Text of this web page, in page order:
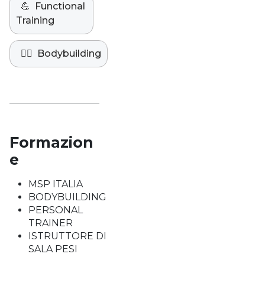
💪
Functional
Training
🏋️‍♀️ Bodybuilding
Formazion
e
MSP ITALIA
BODYBUILDING
PERSONAL
TRAINER
ISTRUTTORE DI
SALA PESI